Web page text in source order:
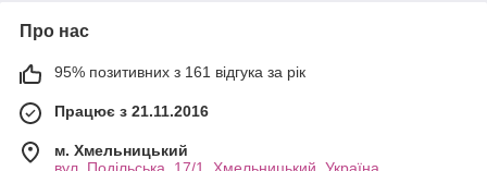
Про нас
95% позитивних з 161 відгука за рік
Працює з 21.11.2016
м. Хмельницький